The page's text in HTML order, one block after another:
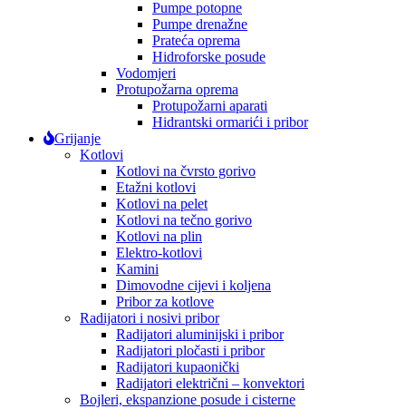
Pumpe potopne
Pumpe drenažne
Prateća oprema
Hidroforske posude
Vodomjeri
Protupožarna oprema
Protupožarni aparati
Hidrantski ormarići i pribor
Grijanje
Kotlovi
Kotlovi na čvrsto gorivo
Etažni kotlovi
Kotlovi na pelet
Kotlovi na tečno gorivo
Kotlovi na plin
Elektro-kotlovi
Kamini
Dimovodne cijevi i koljena
Pribor za kotlove
Radijatori i nosivi pribor
Radijatori aluminijski i pribor
Radijatori pločasti i pribor
Radijatori kupaonički
Radijatori električni – konvektori
Bojleri, ekspanzione posude i cisterne